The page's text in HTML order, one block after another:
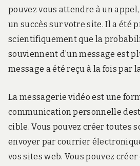
pouvez vous attendre à un
un succès sur votre site. Il a été
scientifiquement que la
souviennent d’un message est
message a été reçu à la fois par
La messagerie vidéo est une
communication personnelle
cible. Vous pouvez créer toutes
envoyer par courrier
vos sites web. Vous pouvez